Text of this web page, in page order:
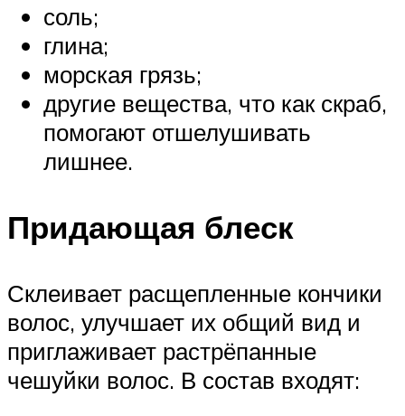
соль;
глина;
морская грязь;
другие вещества, что как скраб,
помогают отшелушивать
лишнее.
Придающая блеск
Склеивает расщепленные кончики
волос, улучшает их общий вид и
приглаживает растрёпанные
чешуйки волос. В состав входят: